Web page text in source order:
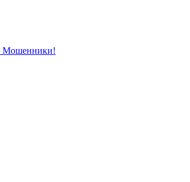
Мошенники!